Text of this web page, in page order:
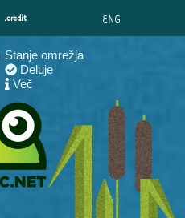
.credit ENG
Stanje omrežja
Deluje
Več